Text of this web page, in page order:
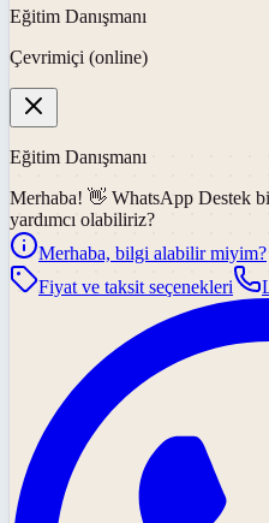
Eğitim Danışmanı
Çevrimiçi (online)
Eğitim Danışmanı
Merhaba! 👋 WhatsApp Destek
yardımcı olabiliriz?
Merhaba, bilgi alabilir miyim?
Fiyat ve taksit seçenekleri